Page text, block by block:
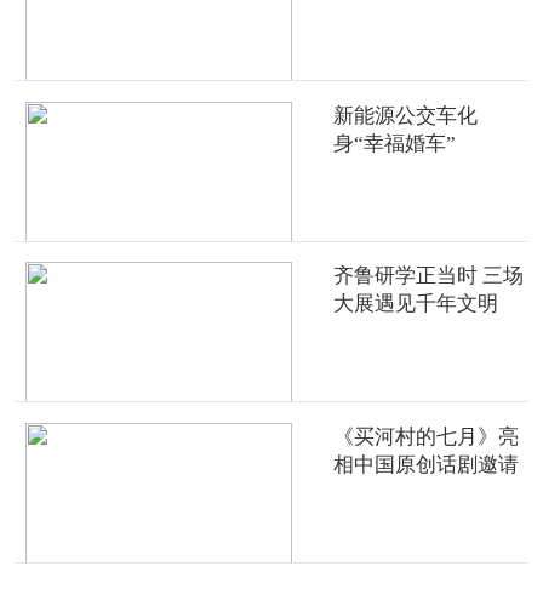
新能源公交车化
身“幸福婚车”
齐鲁研学正当时 三场
大展遇见千年文明
《买河村的七月》亮
相中国原创话剧邀请